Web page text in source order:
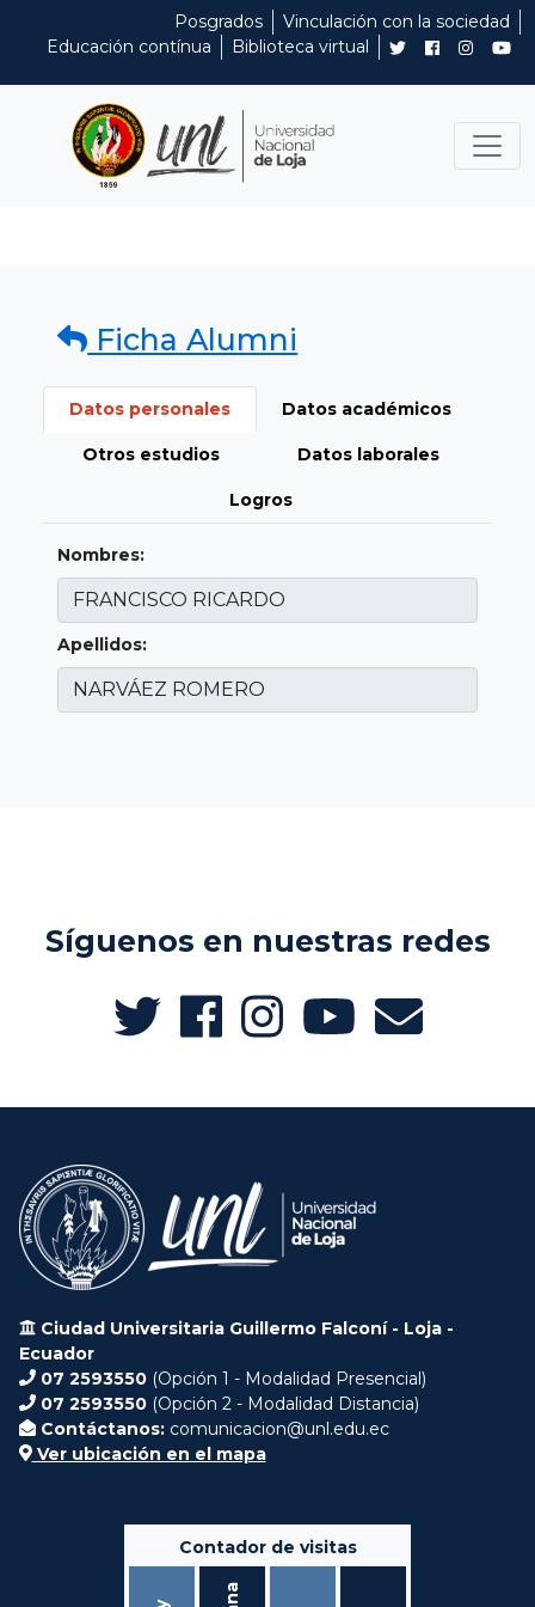
Posgrados
Vinculación con la sociedad
Educación contínua
Biblioteca virtual
Ficha Alumni
Datos personales Datos académicos
Otros estudios Datos laborales
Logros
Nombres:
Apellidos:
Síguenos en nuestras redes
Ciudad Universitaria Guillermo Falconí - Loja -
Ecuador
07 2593550 (Opción 1 - Modalidad Presencial)
07 2593550 (Opción 2 - Modalidad Distancia)
Contáctanos: comunicacion@unl.edu.ec
Ver ubicación en el mapa
Contador de visitas